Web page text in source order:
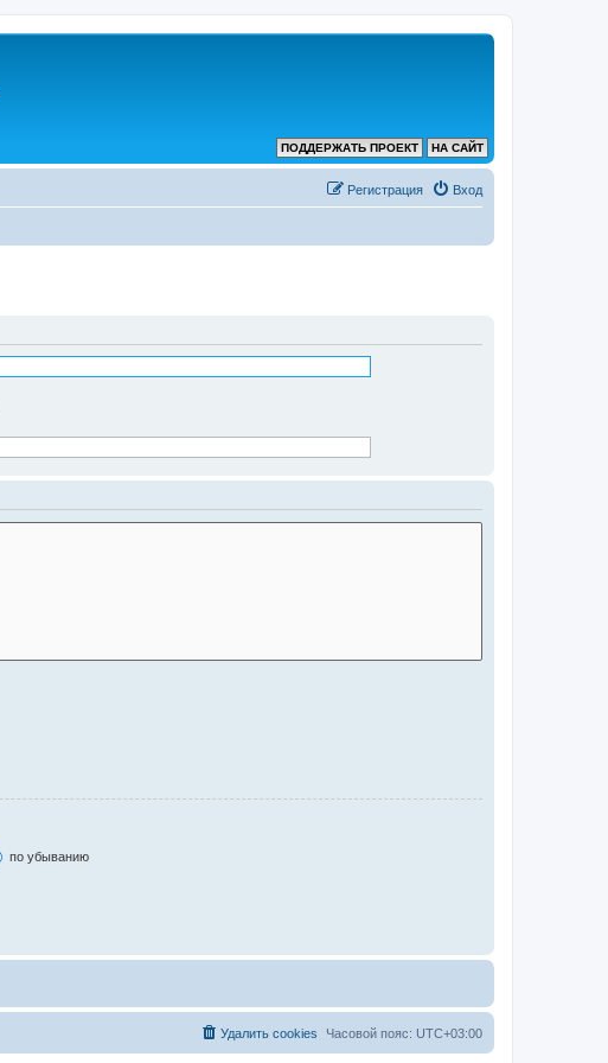
НА САЙТ
ПОДДЕРЖАТЬ ПРОЕКТ
Вход
Регистрация
по убыванию
Часовой пояс: UTC+03:00
Удалить cookies